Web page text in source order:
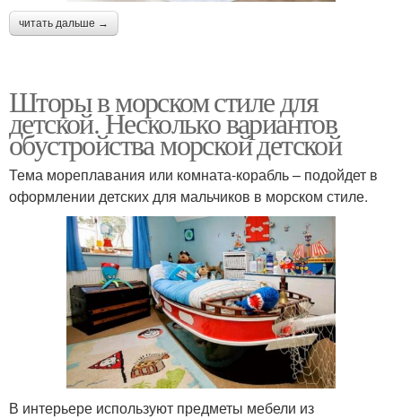
читать дальше →
Шторы в морском стиле для
детской. Несколько вариантов
обустройства морской детской
Тема мореплавания или комната-корабль – подойдет в
оформлении детских для мальчиков в морском стиле.
В интерьере используют предметы мебели из